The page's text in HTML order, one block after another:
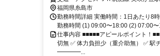
福岡県糸島市
勤務時間詳細 実働時間：1日あたり8
勤務時間 (1) 09:00〜18:00 (2) 07:00
仕事内容 ■■■■■アピールポイント！
切無 ✅ 体力負担少（重介助無） ✅ 駅
━━━━...